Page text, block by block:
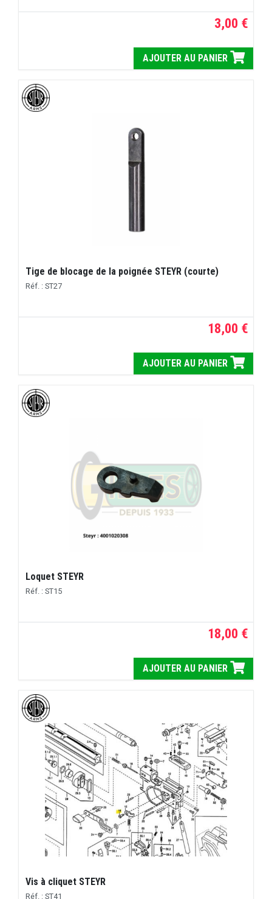
3,00 €
AJOUTER AU PANIER
Tige de blocage de la poignée STEYR (courte)
Réf. : ST27
18,00 €
AJOUTER AU PANIER
Loquet STEYR
Réf. : ST15
18,00 €
AJOUTER AU PANIER
Vis à cliquet STEYR
Réf. : ST41